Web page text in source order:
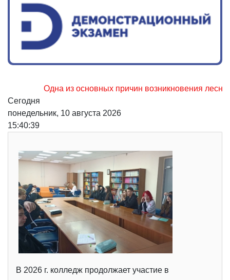
Одна из основных причин возникновения лесных
Сегодня
понедельник, 10 августа 2026
15:40:40
В 2026 г. колледж продолжает участие в